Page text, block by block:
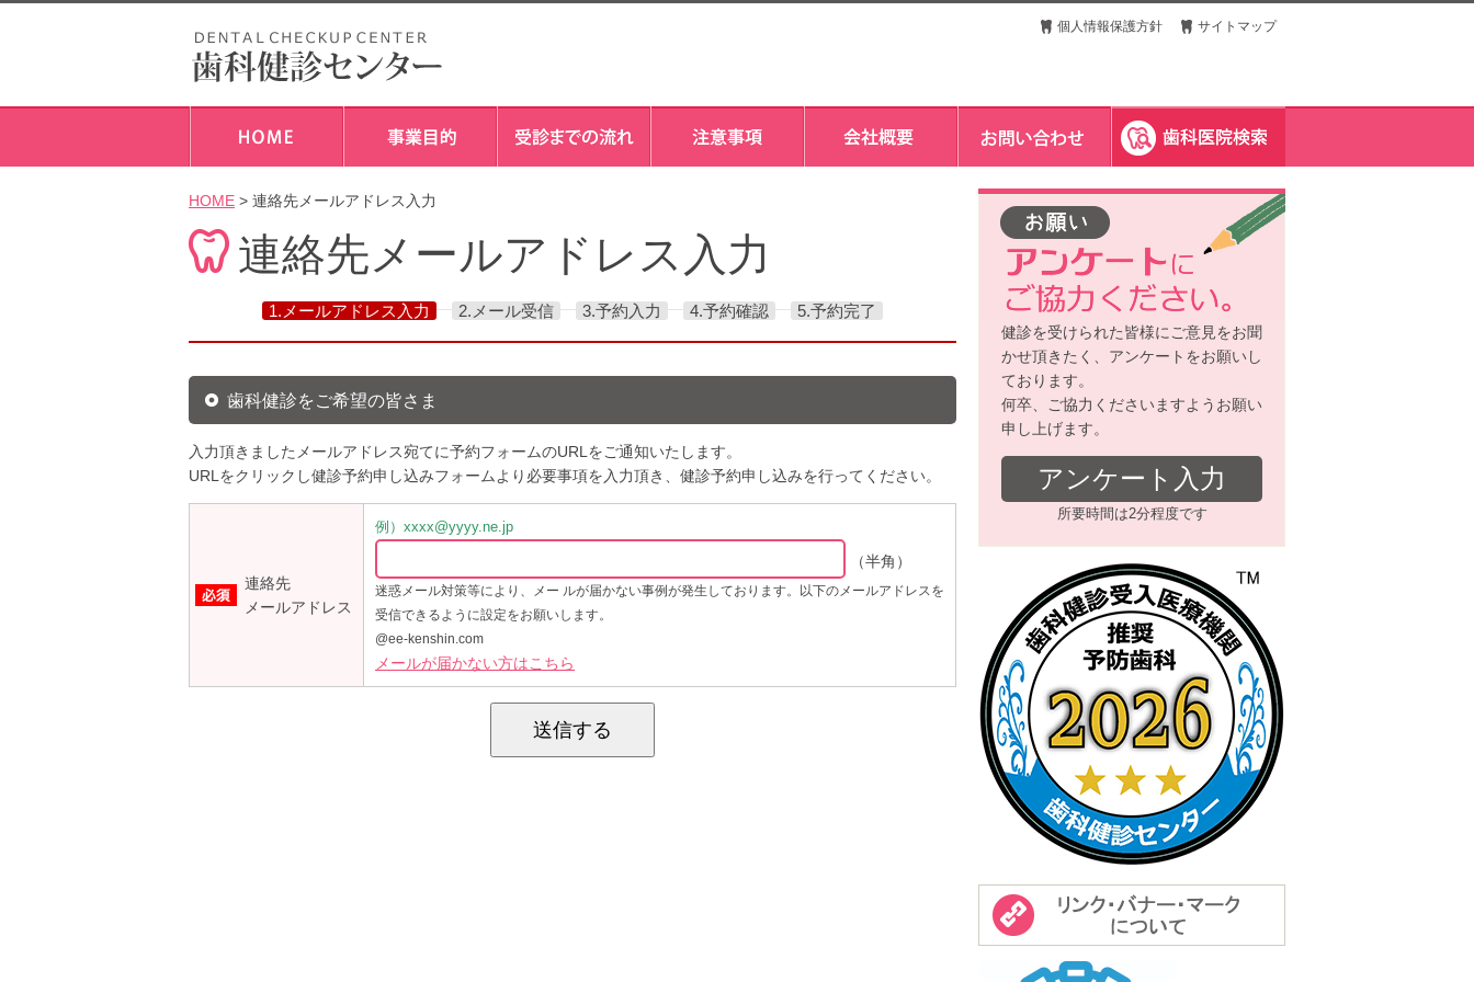
個人情報保護方針 サイトマップ
HOME > 連絡先メールアドレス入力
連絡先メールアドレス入力
1.メールアドレス入力 2.メール受信 3.予約入力 4.予約確認 5.予約完了
歯科健診をご希望の皆さま
入力頂きましたメールアドレス宛てに予約フォームのURLをご通知いたします。
URLをクリックし健診予約申し込みフォームより必要事項を入力頂き、健診予約申し込みを行ってください。
連絡先
メールアドレス
例）xxxx@yyyy.ne.jp
（半角）
迷惑メール対策等により、メー ルが届かない事例が発生しております。以下のメールアドレスを
受信できるように設定をお願いします。
@ee-kenshin.com
メールが届かない方はこちら
健診を受けられた皆様にご意見をお聞
かせ頂きたく、アンケートをお願いし
ております。
何卒、ご協力くださいますようお願い
申し上げます。
アンケート入力
所要時間は2分程度です